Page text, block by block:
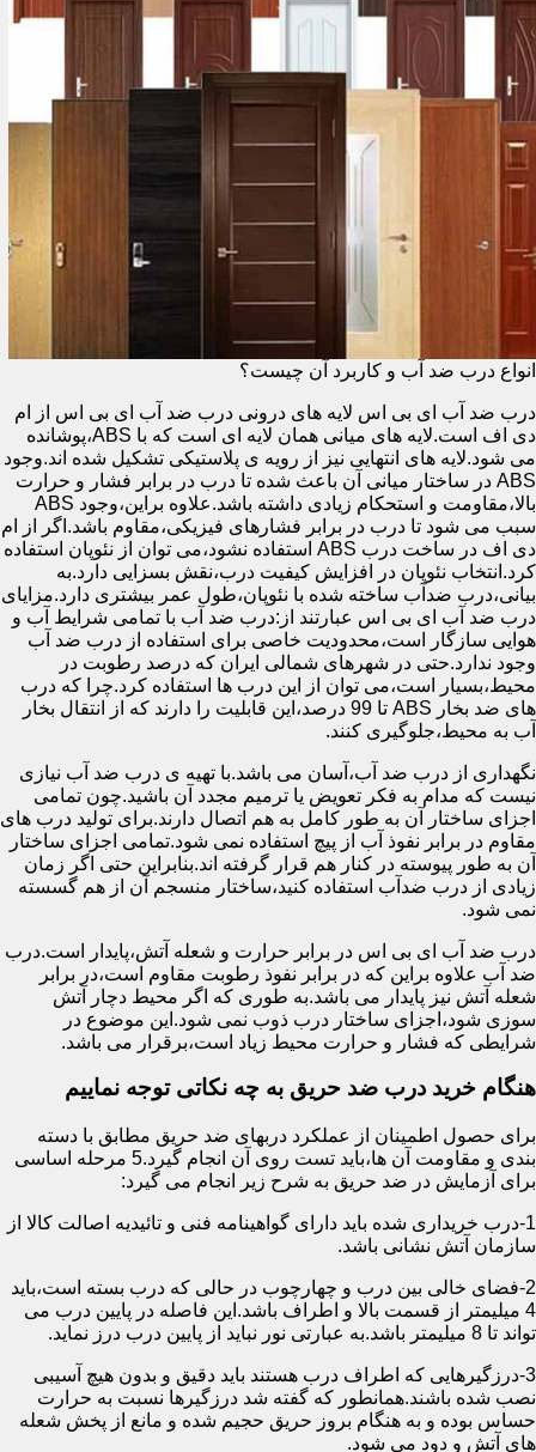
انواع درب ضد آب و کاربرد آن چیست؟
درب ضد آب ای بی اس لایه های درونی درب ضد آب ای بی اس از ام
دی اف است.لایه های میانی همان لایه ای است که با ABS،پوشانده
می شود.لایه های انتهایی نیز از رویه ی پلاستیکی تشکیل شده اند.وجود
ABS در ساختار میانی آن باعث شده تا درب در برابر فشار و حرارت
بالا،مقاومت و استحکام زیادی داشته باشد.علاوه براین،وجود ABS
سبب می شود تا درب در برابر فشارهای فیزیکی،مقاوم باشد.اگر از ام
دی اف در ساخت درب ABS استفاده نشود،می توان از نئوپان استفاده
کرد.انتخاب نئوپان در افزایش کیفیت درب،نقش بسزایی دارد.به
بیانی،درب ضدآب ساخته شده با نئوپان،طول عمر بیشتری دارد.مزایای
درب ضد آب ای بی اس عبارتند از:درب ضد آب با تمامی شرایط آب و
هوایی سازگار است،محدودیت خاصی برای استفاده از درب ضد آب
وجود ندارد.حتی در شهرهای شمالی ایران که درصد رطوبت در
محیط،بسیار است،می توان از این درب ها استفاده کرد.چرا که درب
های ضد بخار ABS تا 99 درصد،این قابلیت را دارند که از انتقال بخار
آب به محیط،جلوگیری کنند.
نگهداری از درب ضد آب،آسان می باشد.با تهیه ی درب ضد آب نیازی
نیست که مدام به فکر تعویض یا ترمیم مجدد آن باشید.چون تمامی
اجزای ساختار آن به طور کامل به هم اتصال دارند.برای تولید درب های
مقاوم در برابر نفوذ آب از پیچ استفاده نمی شود.تمامی اجزای ساختار
آن به طور پیوسته در کنار هم قرار گرفته اند.بنابراین حتی اگر زمان
زیادی از درب ضدآب استفاده کنید،ساختار منسجم آن از هم گسسته
نمی شود.
درب ضد آب ای بی اس در برابر حرارت و شعله آتش،پایدار است.درب
ضد آب علاوه براین که در برابر نفوذ رطوبت مقاوم است،در برابر
شعله آتش نیز پایدار می باشد.به طوری که اگر محیط دچار آتش
سوزی شود،اجزای ساختار درب ذوب نمی شود.این موضوع در
شرایطی که فشار و حرارت محیط زیاد است،برقرار می باشد.
هنگام خرید درب ضد حریق به چه نکاتی توجه نماییم
برای حصول اطمینان از عملکرد دربهای ضد حریق مطابق با دسته
بندی و مقاومت آن ها،باید تست روی آن انجام گیرد.5 مرحله اساسی
برای آزمایش در ضد حریق به شرح زیر انجام می گیرد:
1-درب خریداری شده باید دارای گواهینامه فنی و تائیدیه اصالت کالا از
سازمان آتش نشانی باشد.
2-فضای خالی بین درب و چهارچوب در حالی که درب بسته است،باید
4 میلیمتر از قسمت بالا و اطراف باشد.این فاصله در پایین درب می
تواند تا 8 میلیمتر باشد.به عبارتی نور نباید از پایین درب درز نماید.
3-درزگیرهایی که اطراف درب هستند باید دقیق و بدون هیچ آسیبی
نصب شده باشند.همانطور که گفته شد درزگیرها نسبت به حرارت
حساس بوده و به هنگام بروز حریق حجیم شده و مانع از پخش شعله
های آتش و دود می شود.